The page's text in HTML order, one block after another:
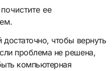
ее
достаточно, чтобы вернуть
проблема не решена,
компьютерная